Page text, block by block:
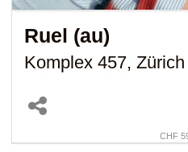
Ruel (au)
Komplex 457, Zürich
CHF